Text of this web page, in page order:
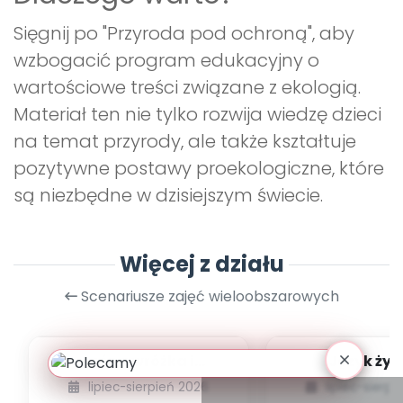
Sięgnij po "Przyroda pod ochroną", aby
wzbogacić program edukacyjny o
wartościowe treści związane z ekologią.
Materiał ten nie tylko rozwija wiedzę dzieci
na temat przyrody, ale także kształtuje
pozytywne postawy proekologiczne, które
są niezbędne w dzisiejszym świecie.
Więcej z działu
Scenariusze zajęć wieloobszarowych
Leśna wróżka i
przyjaciele
lipiec-sierpień 2026
Język
lipiec-